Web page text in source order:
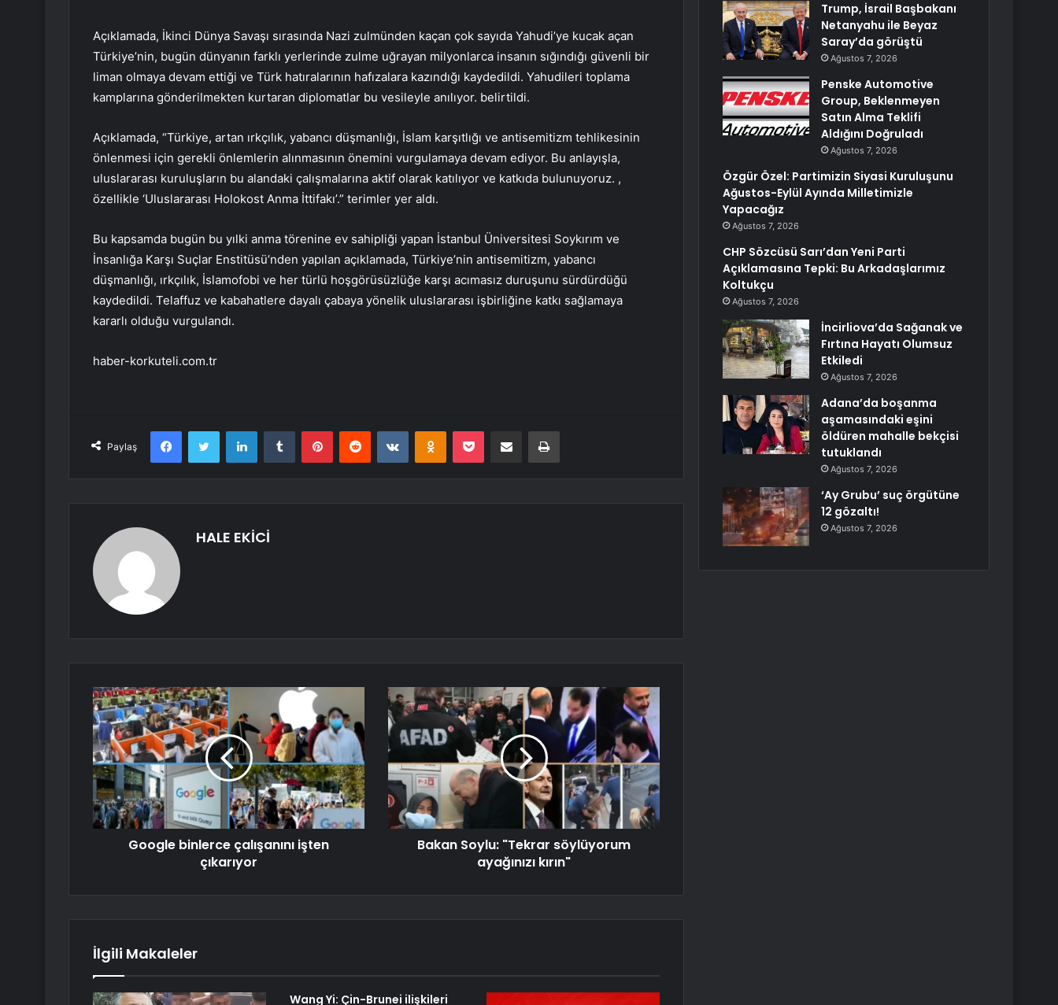
Açıklamada, İkinci Dünya Savaşı sırasında Nazi zulmünden kaçan çok sayıda Yahudi’ye kucak açan
Türkiye’nin, bugün dünyanın farklı yerlerinde zulme uğrayan milyonlarca insanın sığındığı güvenli bir
liman olmaya devam ettiği ve Türk hatıralarının hafızalara kazındığı kaydedildi. Yahudileri toplama
kamplarına gönderilmekten kurtaran diplomatlar bu vesileyle anılıyor. belirtildi.
Açıklamada, “Türkiye, artan ırkçılık, yabancı düşmanlığı, İslam karşıtlığı ve antisemitizm tehlikesinin
önlenmesi için gerekli önlemlerin alınmasının önemini vurgulamaya devam ediyor. Bu anlayışla,
uluslararası kuruluşların bu alandaki çalışmalarına aktif olarak katılıyor ve katkıda bulunuyoruz. ,
özellikle ‘Uluslararası Holokost Anma İttifakı’.” terimler yer aldı.
Bu kapsamda bugün bu yılki anma törenine ev sahipliği yapan İstanbul Üniversitesi Soykırım ve
İnsanlığa Karşı Suçlar Enstitüsü’nden yapılan açıklamada, Türkiye’nin antisemitizm, yabancı
düşmanlığı, ırkçılık, İslamofobi ve her türlü hoşgörüsüzlüğe karşı acımasız duruşunu sürdürdüğü
kaydedildi. Telaffuz ve kabahatlere dayalı çabaya yönelik uluslararası işbirliğine katkı sağlamaya
kararlı olduğu vurgulandı.
haber-korkuteli.com.tr
Paylaş
FacebookTwitter LinkedInTumblr PinterestReddit VKontakteOdnoklassniki
Pocket E-Posta ile paylaş Yazdır
HALE EKİCİ
Google binlerce çalışanını işten
çıkarıyor
Bakan Soylu: "Tekrar söylüyorum
ayağınızı kırın"
İlgili Makaleler
Wang Yi: Çin-Brunei ilişkileri
Trump, İsrail Başbakanı
Netanyahu ile Beyaz
Saray’da görüştü
Ağustos 7, 2026
Penske Automotive
Group, Beklenmeyen
Satın Alma Teklifi
Aldığını Doğruladı
Ağustos 7, 2026
Özgür Özel: Partimizin Siyasi Kuruluşunu
Ağustos-Eylül Ayında Milletimizle
Yapacağız
Ağustos 7, 2026
CHP Sözcüsü Sarı’dan Yeni Parti
Açıklamasına Tepki: Bu Arkadaşlarımız
Koltukçu
Ağustos 7, 2026
İncirliova’da Sağanak ve
Fırtına Hayatı Olumsuz
Etkiledi
Ağustos 7, 2026
Adana’da boşanma
aşamasındaki eşini
öldüren mahalle bekçisi
tutuklandı
Ağustos 7, 2026
‘Ay Grubu’ suç örgütüne
12 gözaltı!
Ağustos 7, 2026